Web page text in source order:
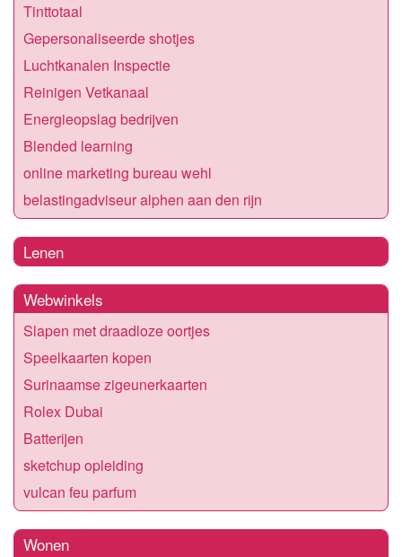
Tinttotaal
Gepersonaliseerde shotjes
Luchtkanalen Inspectie
Reinigen Vetkanaal
Energieopslag bedrijven
Blended learning
online marketing bureau wehl
belastingadviseur alphen aan den rijn
Lenen
Webwinkels
Slapen met draadloze oortjes
Speelkaarten kopen
Surinaamse zigeunerkaarten
Rolex Dubai
Batterijen
sketchup opleiding
vulcan feu parfum
Wonen